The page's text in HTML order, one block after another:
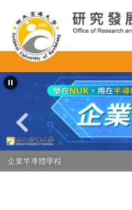
到
主
要
內
容
企業半導體學程